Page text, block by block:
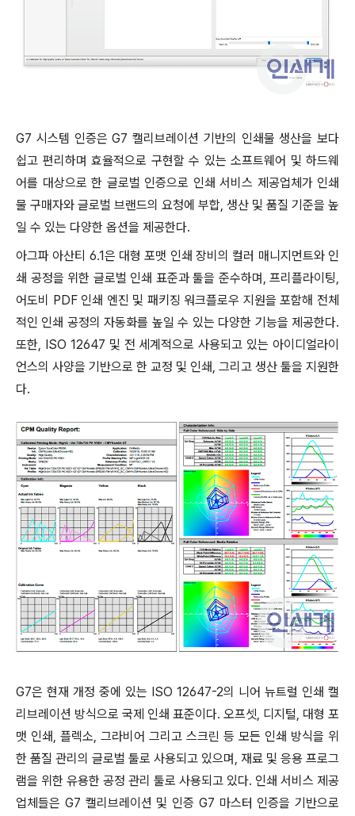
G7 시스템 인증은 G7 캘리브레이션 기반의 인쇄물 생산을 보다
쉽고 편리하며 효율적으로 구현할 수 있는 소프트웨어 및 하드웨
어를 대상으로 한 글로벌 인증으로 인쇄 서비스 제공업체가 인쇄
물 구매자와 글로벌 브랜드의 요청에 부합, 생산 및 품질 기준을 높
일 수 있는 다양한 옵션을 제공한다.
아그파 아산티 6.1은 대형 포맷 인쇄 장비의 컬러 매니지먼트와 인
쇄 공정을 위한 글로벌 인쇄 표준과 툴을 준수하며, 프리플라이팅,
어도비 PDF 인쇄 엔진 및 패키징 워크플로우 지원을 포함해 전체
적인 인쇄 공정의 자동화를 높일 수 있는 다양한 기능을 제공한다.
또한, ISO 12647 및 전 세계적으로 사용되고 있는 아이디얼라이
언스의 사양을 기반으로 한 교정 및 인쇄, 그리고 생산 툴을 지원한
다.
G7은 현재 개정 중에 있는 ISO 12647-2의 니어 뉴트럴 인쇄 캘
리브레이션 방식으로 국제 인쇄 표준이다. 오프셋, 디지털, 대형 포
맷 인쇄, 플렉소, 그라비어 그리고 스크린 등 모든 인쇄 방식을 위
한 품질 관리의 글로벌 툴로 사용되고 있으며, 재료 및 응용 프로그
램을 위한 유용한 공정 관리 툴로 사용되고 있다. 인쇄 서비스 제공
업체들은 G7 캘리브레이션 및 인증 G7 마스터 인증을 기반으로